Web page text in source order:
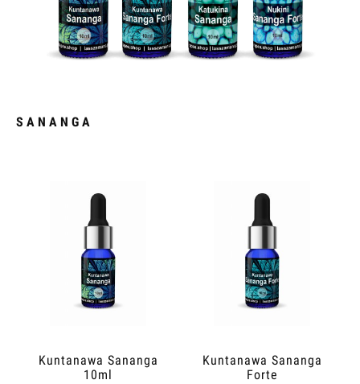
SANANGA
Kuntanawa Sananga
10ml
Kuntanawa Sananga
Forte